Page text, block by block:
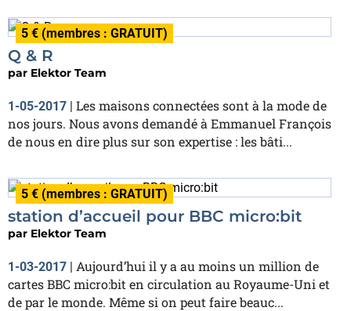
5 € (membres : GRATUIT)
Q & R
par Elektor Team
1-05-2017 | Les maisons connectées sont à la mode de
nos jours. Nous avons demandé à Emmanuel François
de nous en dire plus sur son expertise : les bâti...
5 € (membres : GRATUIT)
station d’accueil pour BBC micro:bit
par Elektor Team
1-03-2017 | Aujourd’hui il y a au moins un million de
cartes BBC micro:bit en circulation au Royaume-Uni et
de par le monde. Même si on peut faire beauc...